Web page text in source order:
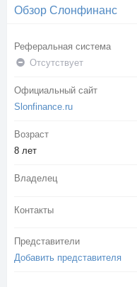
Обзор Слонфинанс
Реферальная система
Отсутствует
Официальный сайт
Slonfinance.ru
Возраст
8 лет
Владелец
Контакты
Представители
Добавить представителя